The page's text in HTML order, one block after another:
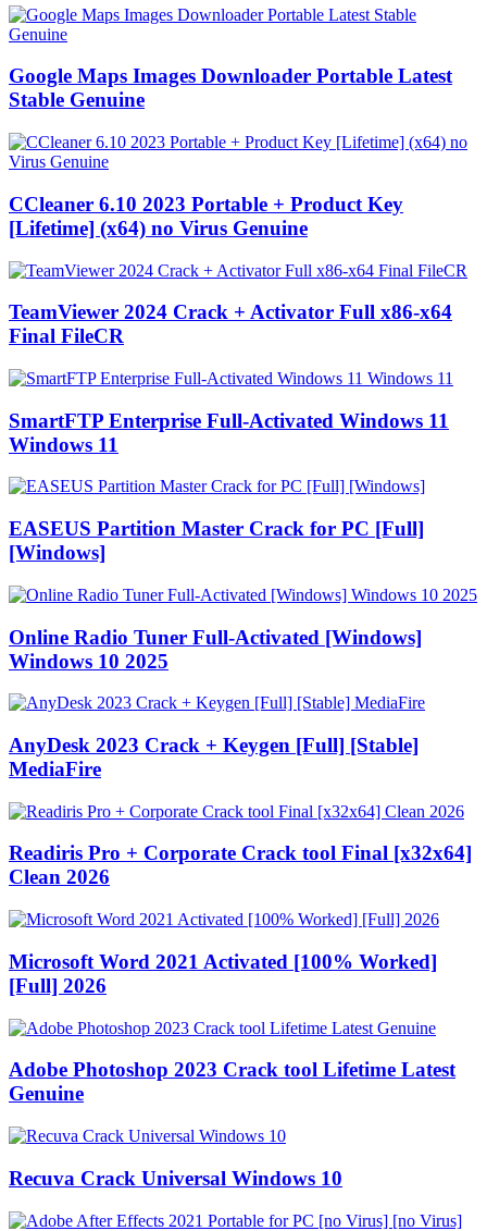
Google Maps Images Downloader Portable Latest
Stable Genuine
CCleaner 6.10 2023 Portable + Product Key
[Lifetime] (x64) no Virus Genuine
TeamViewer 2024 Crack + Activator Full x86-x64
Final FileCR
SmartFTP Enterprise Full-Activated Windows 11
Windows 11
EASEUS Partition Master Crack for PC [Full]
[Windows]
Online Radio Tuner Full-Activated [Windows]
Windows 10 2025
AnyDesk 2023 Crack + Keygen [Full] [Stable]
MediaFire
Readiris Pro + Corporate Crack tool Final [x32x64]
Clean 2026
Microsoft Word 2021 Activated [100% Worked]
[Full] 2026
Adobe Photoshop 2023 Crack tool Lifetime Latest
Genuine
Recuva Crack Universal Windows 10